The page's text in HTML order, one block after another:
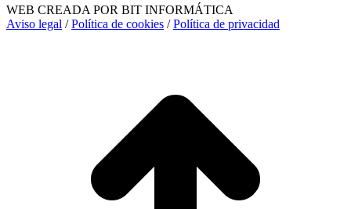
WEB CREADA POR BIT INFORMÁTICA
Aviso legal /Política de cookies /Política de privacidad